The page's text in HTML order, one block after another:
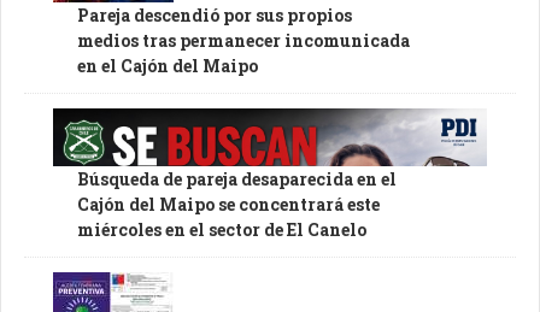
Pareja descendió por sus propios
medios tras permanecer incomunicada
en el Cajón del Maipo
Búsqueda de pareja desaparecida en el
Cajón del Maipo se concentrará este
miércoles en el sector de El Canelo